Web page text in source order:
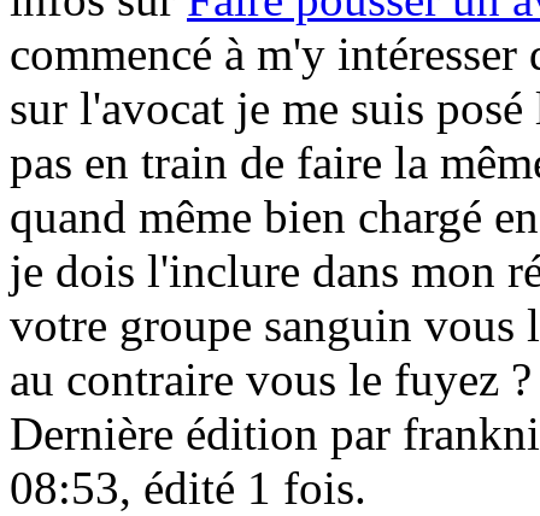
commencé à m'y
sur l'avocat je me suis
pas en train de faire la
quand même bien chargé
je dois l'inclure dans mon
votre groupe sanguin vous
au contraire vous le fuyez ?
Dernière édition par
08:53, édité 1 fois.